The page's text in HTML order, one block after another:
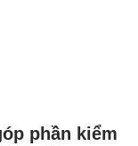
phần kiểm